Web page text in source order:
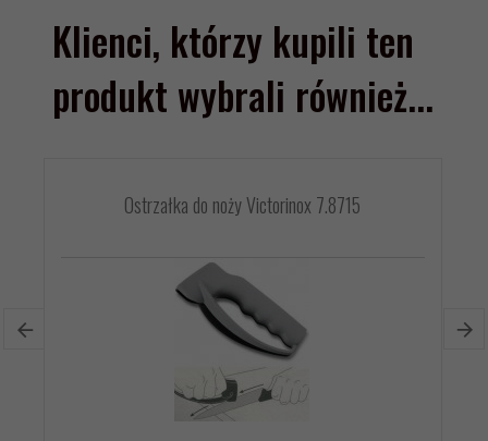
Klienci, którzy kupili ten
produkt wybrali również...
Ostrzałka do noży Victorinox 7.8715